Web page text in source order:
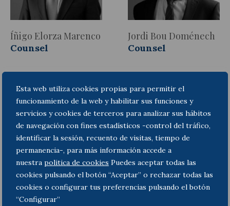
Esta web utiliza cookies propias para permitir el
funcionamiento de la web y habilitar sus funciones y
servicios y cookies de terceros para analizar sus hábitos
de navegación con fines estadísticos -control del tráfico,
identificar la sesión, recuento de visitas, tiempo de
permanencia-, para más información accede a
nuestra politica de cookies Puedes aceptar todas las
cookies pulsando el botón “Aceptar” o rechazar todas las
cookies o configurar tus preferencias pulsando el botón
“Configurar”
Íñigo Elorza Marenco
Counsel
Jordi Bou Doménech
Counsel
Marta Martí Miret
Avocat